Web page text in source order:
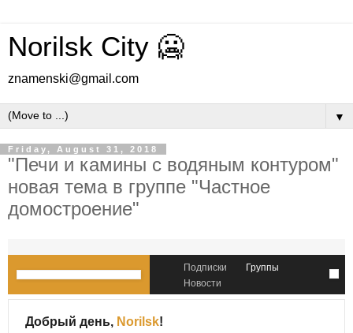
Norilsk City 🥶
znamenski@gmail.com
▼
Friday, August 31, 2018
"Печи и камины с водяным контуром"
новая тема в группе "Частное
домостроение"
Подписки
Группы
Новости
Добрый день, Norilsk!